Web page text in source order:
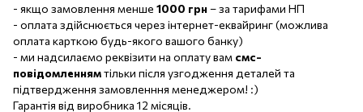
- якщо замовлення менше 1000 грн– за тарифами НП
- оплата здійснюється через інтернет-еквайринг (можлива
оплата карткою будь-якого вашого банку)
- ми надсилаємо реквізити на оплату вам смс-
повідомленнямтільки після узгодження деталей та
підтвердження замовленння менеджером! :)
Гарантія від виробника 12 місяців.